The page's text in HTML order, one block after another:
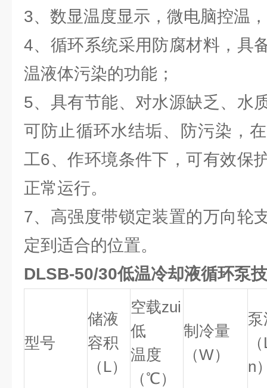
3、数显温度显示，微电脑控温
4、循环系统采用防腐材料，具
温液体污染的功能；
5、具有节能、对水源缺乏、水
可防止循环水结垢、防污染，
工6、作环境条件下，可有效保
正常运行。
7、高强度带锁定装置的万向轮
定到适合的位置。
DLSB-50/30低温冷却液循环泵
型号
储液
容积
（L）
空载zui
低
温度
（℃）
制冷量
（W）
n